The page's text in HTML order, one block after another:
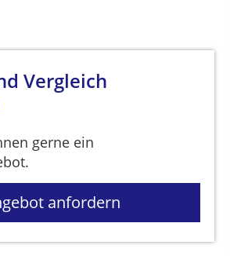
Vergleich
gerne ein
anfordern